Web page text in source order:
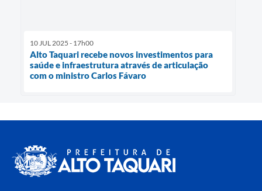
10 JUL 2025 - 17h00
Alto Taquari recebe novos investimentos para
saúde e infraestrutura através de articulação
com o ministro Carlos Fávaro